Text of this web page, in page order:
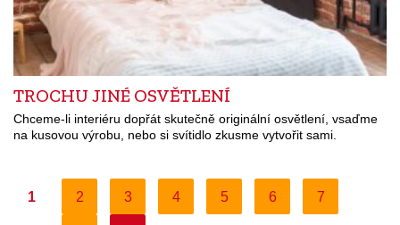
TROCHU JINÉ OSVĚTLENÍ
Chceme-li interiéru dopřát skutečně originální osvětlení, vsaďme
na kusovou výrobu, nebo si svítidlo zkusme vytvořit sami.
1 2 3 4 5 6 7